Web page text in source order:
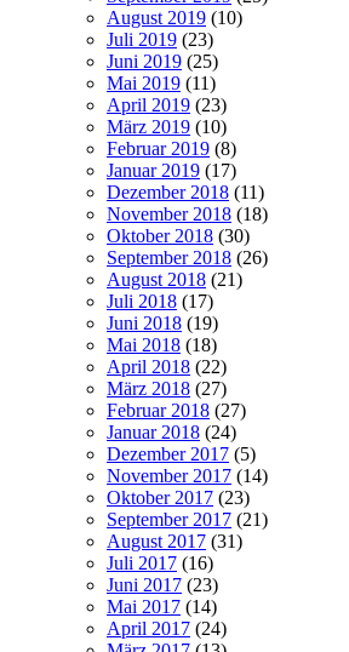
August 2019 (10)
Juli 2019 (23)
Juni 2019 (25)
Mai 2019 (11)
April 2019 (23)
März 2019 (10)
Februar 2019 (8)
Januar 2019 (17)
Dezember 2018 (11)
November 2018 (18)
Oktober 2018 (30)
September 2018 (26)
August 2018 (21)
Juli 2018 (17)
Juni 2018 (19)
Mai 2018 (18)
April 2018 (22)
März 2018 (27)
Februar 2018 (27)
Januar 2018 (24)
Dezember 2017 (5)
November 2017 (14)
Oktober 2017 (23)
September 2017 (21)
August 2017 (31)
Juli 2017 (16)
Juni 2017 (23)
Mai 2017 (14)
April 2017 (24)